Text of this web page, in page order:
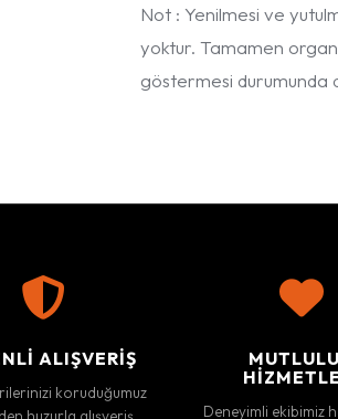
Not : Yenilmesi ve
yoktur. Tamamen
göstermesi durumunda
ALIŞVERIŞ
koruduğumuz
Deneyimli ekibimiz